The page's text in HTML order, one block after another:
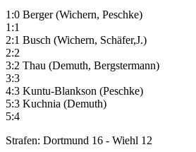
1:0 Berger (Wichern, Peschke)
1:1
2:1 Busch (Wichern, Schäfer,J.)
2:2
3:2 Thau (Demuth, Bergstermann)
3:3
4:3 Kuntu-Blankson (Peschke)
5:3 Kuchnia (Demuth)
5:4
Strafen: Dortmund 16 - Wiehl 12